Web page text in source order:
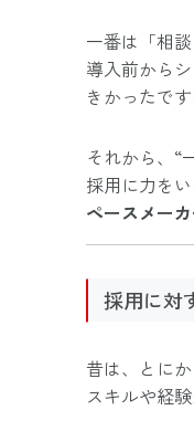
一番は「相
導入前から
きかったです
それから、“
採用に力を
ペースメー
採用に対
昔は、とに
スキルや経